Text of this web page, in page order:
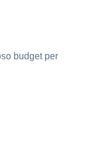
budget per